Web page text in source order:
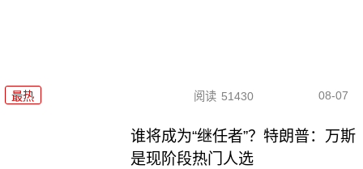
最热 阅读 51430 08-07
谁将成为“继任者”？特朗普：万斯
是现阶段热门人选